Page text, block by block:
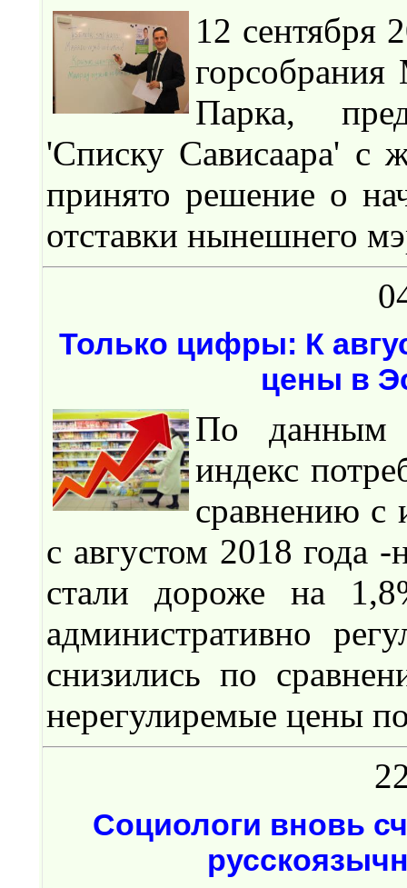
12 сентября
Парка,
'Списку Сависаара' с
принято решение о
отставки нынешнего
Только цифры: К
цены в
По данным
индекс
сравнению с
с августом 2018 года
стали дороже на
административно
снизились по
нерегулиремые цены
Социологи вновь